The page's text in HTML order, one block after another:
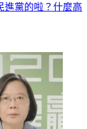
進黨的啦？什麼高